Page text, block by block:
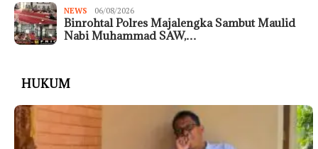
NEWS 06/08/2026
Binrohtal Polres Majalengka Sambut Maulid
Nabi Muhammad SAW,…
HUKUM